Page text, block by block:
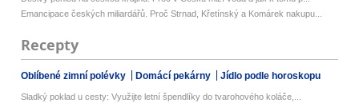
Emancipace českých miliardářů. Proč Strnad, Křetínský a Komárek nakupu...
Recepty
Oblíbené zimní polévky Domácí pekárny Jídlo podle horoskopu
Sladký poklad u cesty: Využijte letní špendlíky do tvarohového koláče,...